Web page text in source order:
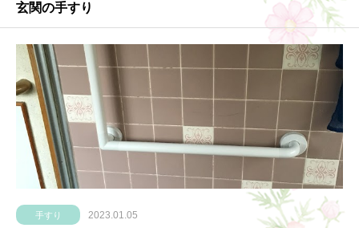
玄関の手すり
手すり 2023.01.05